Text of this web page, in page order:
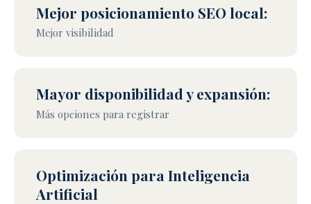
Mejor posicionamiento SEO local:
Mejor visibilidad
Mayor disponibilidad y expansión:
Más opciones para registrar
Optimización para Inteligencia
Artificial